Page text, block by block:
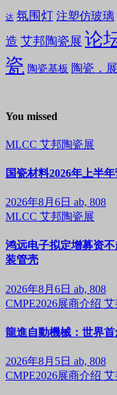
达 氛围灯 注塑仿玻璃
造 艾邦陶瓷展 论
瓷 陶瓷基板 陶瓷，
You missed
MLCC 艾邦陶瓷展
国瓷材料2026年上半
2026年8月6日 ab, 808
MLCC 艾邦陶瓷展
鸿远电子拟定增募资
装管壳
2026年8月6日 ab, 808
CMPE2026展商介绍 艾
龍進自動機械：世界
2026年8月5日 ab, 808
CMPE2026展商介绍 艾